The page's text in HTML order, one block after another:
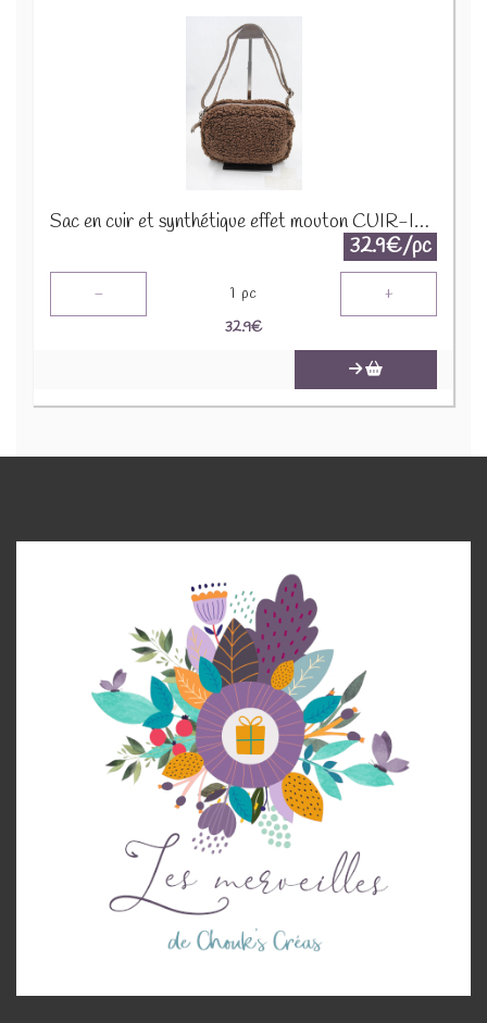
Sac en cuir et synthétique effet mouton CUIR-IT-939 Marron foncé
32.9€/pc
- 1 pc +
32.9€